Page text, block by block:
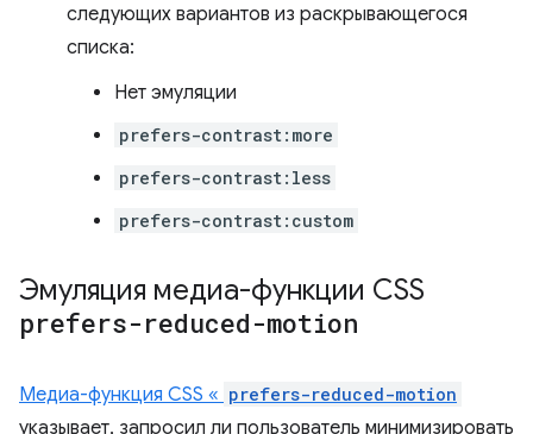
следующих вариантов из раскрывающегося
списка:
Нет эмуляции
prefers-contrast:more
prefers-contrast:less
prefers-contrast:custom
Эмуляция медиа-функции CSS
prefers-reduced-motion
Медиа-функция CSS « prefers-reduced-motion
указывает, запросил ли пользователь минимизировать